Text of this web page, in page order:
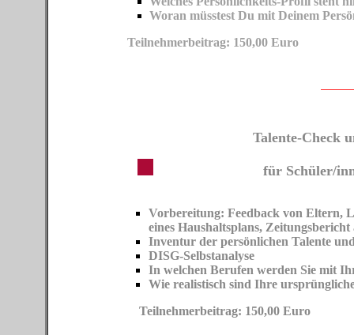
Woran müsstest Du mit Deinem
Teilnehmerbeitrag: 150,00 Euro
Talente-Check
für Schüler/
Vorbereitung: Feedback von Eltern,
eines Haushaltsplans, Zeitungsbericht
Inventur der persönlichen Talente
DISG-Selbstanalyse
In welchen Berufen werden Sie mit
Wie realistisch sind Ihre
Teilnehmerbeitrag: